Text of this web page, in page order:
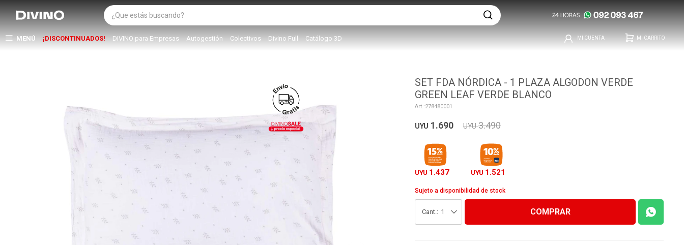
MENÚ ¡DISCONTINUADOS! DIVINO para Empresas Autogestión Colectivos Divino Full Catálogo 3D
SET FDA NÓRDICA - 1 PLAZA ALGODON VERDE
GREEN LEAF VERDE BLANCO
278480001
UYU 1.690 UYU 3.490
UYU 1.437 UYU 1.521
Sujeto a disponibilidad de stock
1 COMPRAR